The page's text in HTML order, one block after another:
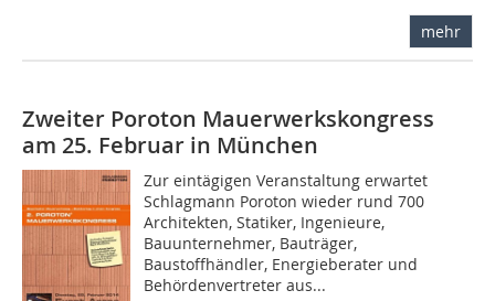
mehr
Zweiter Poroton Mauerwerkskongress
am 25. Februar in München
Zur eintägigen Veranstaltung erwartet
Schlagmann Poroton wieder rund 700
Architekten, Statiker, Ingenieure,
Bauunternehmer, Bauträger,
Baustoffhändler, Energieberater und
Behördenvertreter aus...